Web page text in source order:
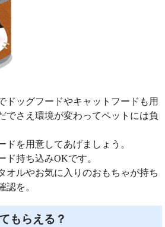
ドッグフードやキャットフードも用
でさえ環境が変わってペットには負
ドを用意してあげましょう。
ド持ち込みOKです。
オルやお気に入りのおもちゃが持ち
認を。
もらえる？